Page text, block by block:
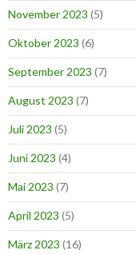
November 2023 (5)
Oktober 2023 (6)
September 2023 (7)
August 2023 (7)
Juli 2023 (5)
Juni 2023 (4)
Mai 2023 (7)
April 2023 (5)
März 2023 (16)